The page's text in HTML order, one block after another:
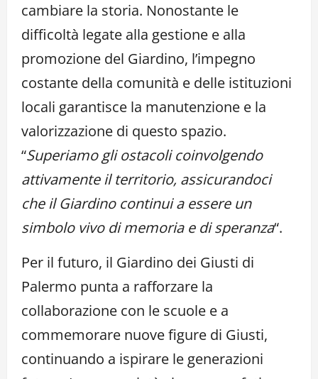
cambiare la storia. Nonostante le
difficoltà legate alla gestione e alla
promozione del Giardino, l’impegno
costante della comunità e delle istituzioni
locali garantisce la manutenzione e la
valorizzazione di questo spazio.
“Superiamo gli ostacoli coinvolgendo
attivamente il territorio, assicurandoci
che il Giardino continui a essere un
simbolo vivo di memoria e di speranza“.
Per il futuro, il Giardino dei Giusti di
Palermo punta a rafforzare la
collaborazione con le scuole e a
commemorare nuove figure di Giusti,
continuando a ispirare le generazioni